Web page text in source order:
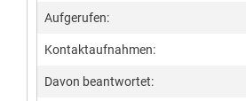
Aufgerufen:
Kontaktaufnahmen:
Davon beantwortet: